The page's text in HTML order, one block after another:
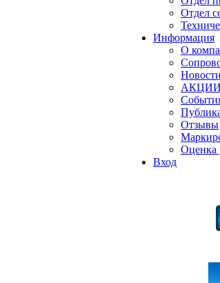
Отдел
Информация
О
Отзывы
Оценка
Вход